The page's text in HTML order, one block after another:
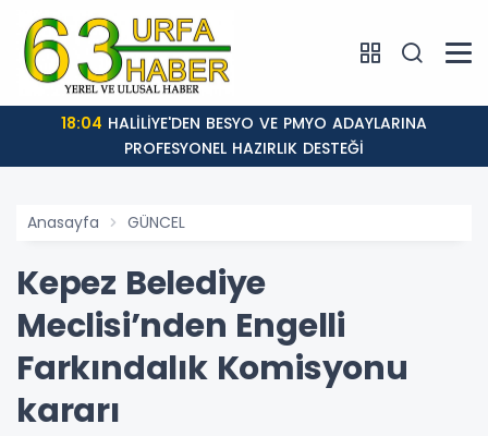
18:04
PROFESYONEL HAZIRLIK DESTEĞİ
Anasayfa GÜNCEL
Kepez Belediye
Meclisi’nden Engelli
Farkındalık Komisyonu
kararı